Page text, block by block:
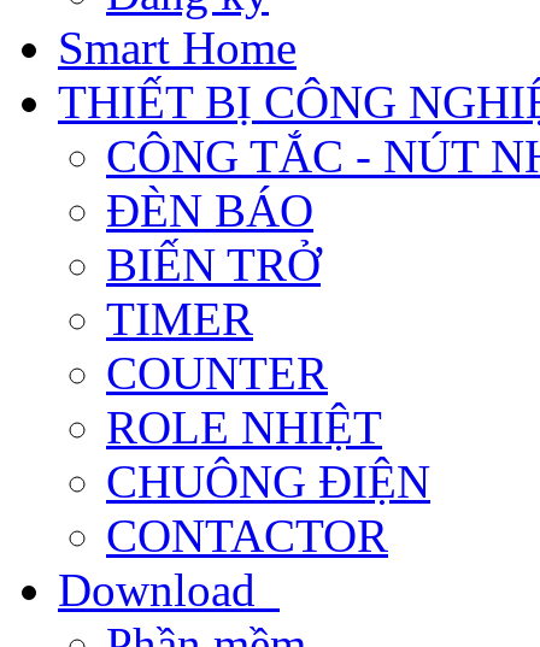
Smart Home
THIẾT BỊ CÔNG
CÔNG TẮC - NÚT
ĐÈN BÁO
BIẾN TRỞ
TIMER
COUNTER
ROLE NHIỆT
CHUÔNG ĐIỆN
CONTACTOR
Download